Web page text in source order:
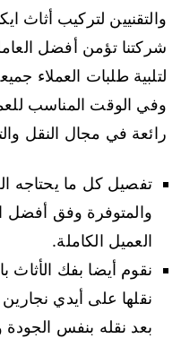
والتقنيين لتركيب أثاث
شركتنا تؤمن أفضل
لتلبية طلبات العملاء
وفي الوقت المناسب
رائعة في مجال النقل
تفصيل كل ما يحتاجه
والمتوفرة وفق أفضل
العميل الكاملة.
نقوم أيضا بفك
نقلها على أيدي
بعد نقله بنفس